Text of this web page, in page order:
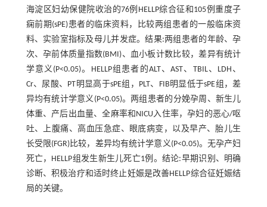
海淀区妇幼保健院收治的76例HELLP综合征和105例重度子
痫前期(sPE)患者的临床资料，比较两组患者的一般临床资
料、实验室指标及母儿并发症。结果:两组患者的年龄、孕
次、孕前体质量指数(BMI)、血小板计数比较，差异有统计
学意义(P<0.05)。HELLP组患者的ALT、AST、TBIL、LDH、
Cr、尿酸、PT明显高于sPE组，PLT、FIB明显低于sPE组，差
异均有统计学意义(P<0.05)。两组患者的分娩孕周、新生儿
体重、产后出血量、全麻率和NICU入住率，孕妇的恶心/呕
吐、上腹痛、高血压急症、眼底病变，以及早产、胎儿生
长受限(FGR)比较，差异均有统计学意义(P<0.05)。无孕产妇
死亡，HELLP组发生新生儿死亡1例。结论:早期识别、明确
诊断、积极治疗和适时终止妊娠是改善HELLP综合征妊娠结
局的关键。